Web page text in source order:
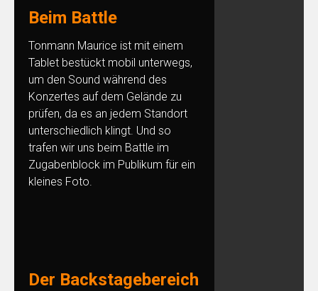
Beim Battle
Tonmann Maurice ist mit einem
Tablet bestückt mobil unterwegs,
um den Sound während des
Konzertes auf dem Gelände zu
prüfen, da es an jedem Standort
unterschiedlich klingt. Und so
trafen wir uns beim Battle im
Zugabenblock im Publikum für ein
kleines Foto.
Der Backstagebereich